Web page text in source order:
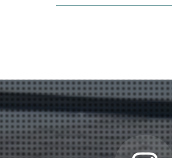
Concertopara clave, los dos
retabloy alConcertode
que pertenecieron, en
miembros del Grupo, los
universalista.